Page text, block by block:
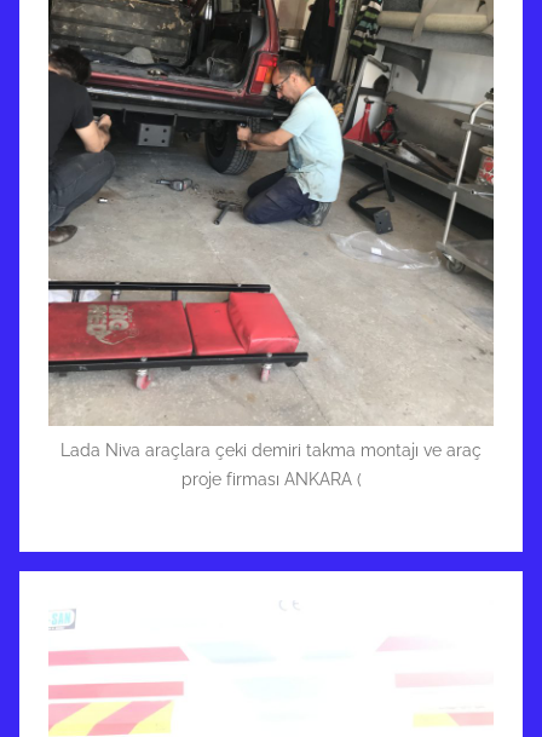
Lada Niva araçlara çeki demiri takma montajı ve araç
proje firması ANKARA (